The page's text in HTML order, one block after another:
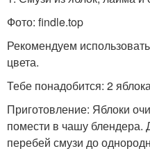
Фото: findle.top
Рекомендуем
цвета.
Тебе понадобится: 2
Приготовление: Яблоки
помести в чашу блендера.
перебей смузи до